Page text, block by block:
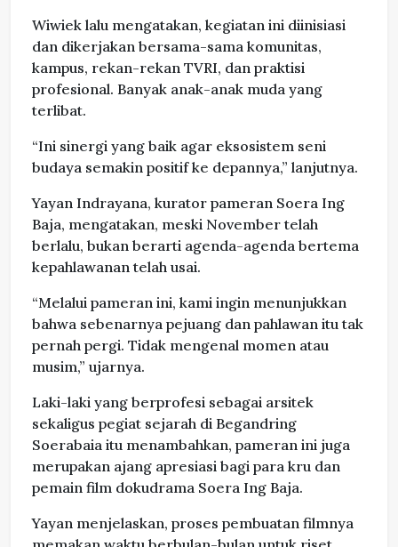
Wiwiek lalu mengatakan, kegiatan ini diinisiasi
dan dikerjakan bersama-sama komunitas,
kampus, rekan-rekan TVRI, dan praktisi
profesional. Banyak anak-anak muda yang
terlibat.
“Ini sinergi yang baik agar eksosistem seni
budaya semakin positif ke depannya,” lanjutnya.
Yayan Indrayana, kurator pameran Soera Ing
Baja, mengatakan, meski November telah
berlalu, bukan berarti agenda-agenda bertema
kepahlawanan telah usai.
“Melalui pameran ini, kami ingin menunjukkan
bahwa sebenarnya pejuang dan pahlawan itu tak
pernah pergi. Tidak mengenal momen atau
musim,” ujarnya.
Laki-laki yang berprofesi sebagai arsitek
sekaligus pegiat sejarah di Begandring
Soerabaia itu menambahkan, pameran ini juga
merupakan ajang apresiasi bagi para kru dan
pemain film dokudrama Soera Ing Baja.
Yayan menjelaskan, proses pembuatan filmnya